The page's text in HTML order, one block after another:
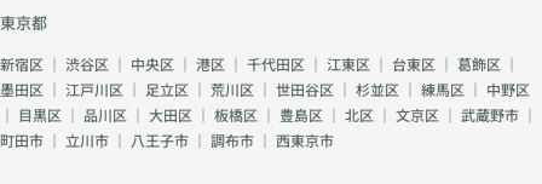
東京都
新宿区 ｜ 渋谷区 ｜ 中央区 ｜ 港区 ｜ 千代田区 ｜ 江東区 ｜ 台東区 ｜ 葛飾区 ｜
墨田区 ｜ 江戸川区 ｜ 足立区 ｜ 荒川区 ｜ 世田谷区 ｜ 杉並区 ｜ 練馬区 ｜ 中野区
｜ 目黒区 ｜ 品川区 ｜ 大田区 ｜ 板橋区 ｜ 豊島区 ｜ 北区 ｜ 文京区 ｜ 武蔵野市 ｜
町田市 ｜ 立川市 ｜ 八王子市 ｜ 調布市 ｜ 西東京市